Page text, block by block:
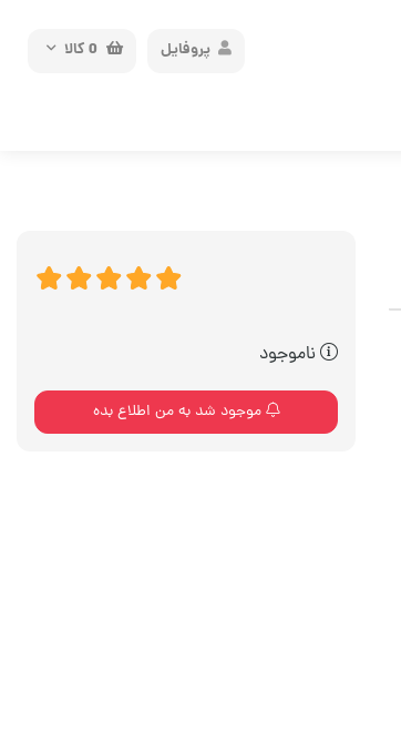
0کالا پروفایل
ناموجود
موجود شد به من اطلاع بده